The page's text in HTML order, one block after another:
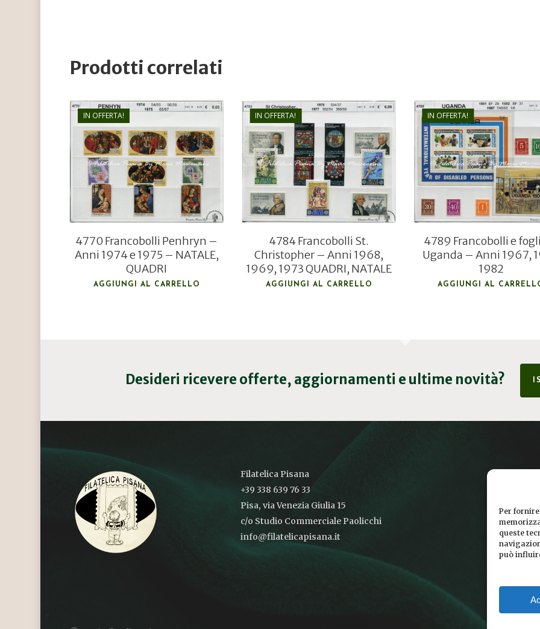
Per
queste
può
Prodotti correlati
IN OFFERTA!
€6,00
€4,20
4770 Francobolli Penhryn –
Anni 1974 e 1975 – NATALE,
QUADRI
AGGIUNGI AL CARRELLO
IN OFFERTA!
€5,00
€3,80
4784 Francobolli St.
Christopher – Anni 1968,
1969, 1973 QUADRI, NATALE
AGGIUNGI AL CARRELLO
IN OFFERTA!
€17,00
€11,50
4789 Francobolli e
Uganda – Anni 1967,
1982
AGGIUNGI AL
Desideri ricevere offerte, aggiornamenti e ultime novità?
Filatelica Pisana
+39 338 639 76 33
Pisa, via Venezia Giulia 15
c/o Studio Commerciale Paolicchi
info@filatelicapisana.it